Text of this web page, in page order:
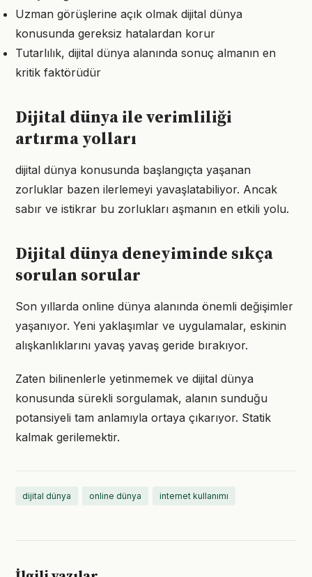
Uzman görüşlerine açık olmak dijital dünya
konusunda gereksiz hatalardan korur
Tutarlılık, dijital dünya alanında sonuç almanın en
kritik faktörüdür
Dijital dünya ile verimliliği
artırma yolları
dijital dünya konusunda başlangıçta yaşanan
zorluklar bazen ilerlemeyi yavaşlatabiliyor. Ancak
sabır ve istikrar bu zorlukları aşmanın en etkili yolu.
Dijital dünya deneyiminde sıkça
sorulan sorular
Son yıllarda online dünya alanında önemli değişimler
yaşanıyor. Yeni yaklaşımlar ve uygulamalar, eskinin
alışkanlıklarını yavaş yavaş geride bırakıyor.
Zaten bilinenlerle yetinmemek ve dijital dünya
konusunda sürekli sorgulamak, alanın sunduğu
potansiyeli tam anlamıyla ortaya çıkarıyor. Statik
kalmak gerilemektir.
dijital dünya online dünya internet kullanımı